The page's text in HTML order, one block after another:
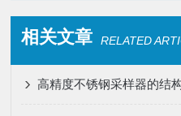
相关文章 RELATED
高精度不锈钢采样器的结